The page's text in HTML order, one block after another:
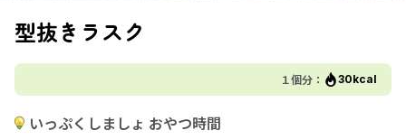
型抜きラスク
１個分： 30kcal
いっぷくしましょ おやつ時間